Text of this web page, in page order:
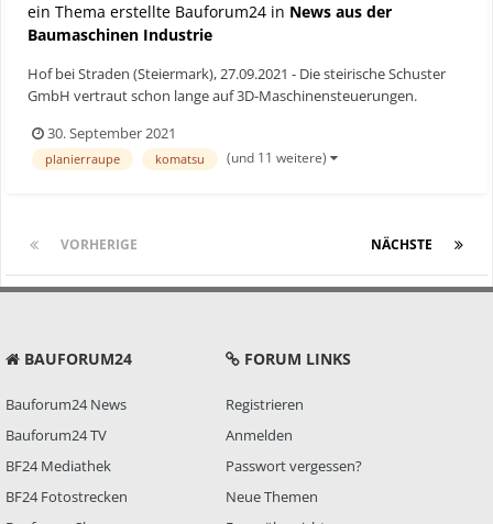
ein Thema erstellte Bauforum24 in News aus der
Baumaschinen Industrie
Hof bei Straden (Steiermark), 27.09.2021 - Die steirische Schuster
GmbH vertraut schon lange auf 3D-Maschinensteuerungen.
Baggersteuerungen X-53i von Kuhn aus und profitiert seither von
noch mehr Effizienz. Bauforum24 Artikel (22.04.2021): Topco...
30. September 2021
planierraupe komatsu (und 11 weitere)
VORHERIGE NÄCHSTE
BAUFORUM24
Bauforum24 News
Bauforum24 TV
BF24 Mediathek
BF24 Fotostrecken
FORUM LINKS
Registrieren
Anmelden
Passwort vergessen?
Neue Themen